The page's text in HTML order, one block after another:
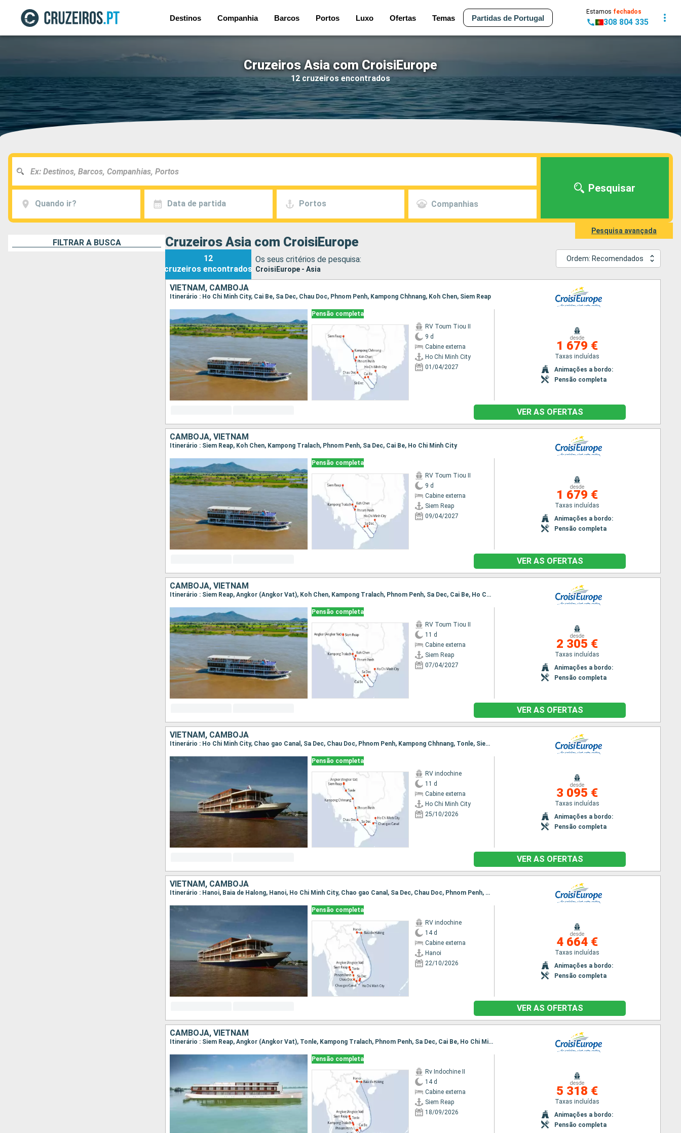
Destinos Companhia Barcos Portos Luxo Ofertas Temas Partidas de Portugal
Estamos fechados
308 804 335
Cruzeiros Asia com CroisiEurope
12 cruzeiros encontrados
Quando ir? Data de partida Portos Companhias
Pesquisar
Pesquisa avançada
FILTRAR A BUSCA Cruzeiros Asia com CroisiEurope
12
cruzeiros encontrados
Os seus critérios de pesquisa:
CroisiEurope - Asia
Ordem: Recomendados
VIETNAM, CAMBOJA
Itinerário : Ho Chi Minh City, Cai Be, Sa Dec, Chau Doc, Phnom Penh, Kampong Chhnang, Koh Chen, Siem Reap
Pensão completa
RV Toum Tiou II
9 d
Cabine externa
Ho Chi Minh City
01/04/2027
desde
1 679 €
Taxas incluídas
Animações a bordo:
Pensão completa
VER AS OFERTAS
CAMBOJA, VIETNAM
Itinerário : Siem Reap, Koh Chen, Kampong Tralach, Phnom Penh, Sa Dec, Cai Be, Ho Chi Minh City
Pensão completa
RV Toum Tiou II
9 d
Cabine externa
Siem Reap
09/04/2027
desde
1 679 €
Taxas incluídas
Animações a bordo:
Pensão completa
VER AS OFERTAS
CAMBOJA, VIETNAM
Itinerário : Siem Reap, Angkor (Angkor Vat), Koh Chen, Kampong Tralach, Phnom Penh, Sa Dec, Cai Be, Ho Chi Minh City
Pensão completa
RV Toum Tiou II
11 d
Cabine externa
Siem Reap
07/04/2027
desde
2 305 €
Taxas incluídas
Animações a bordo:
Pensão completa
VER AS OFERTAS
VIETNAM, CAMBOJA
Itinerário : Ho Chi Minh City, Chao gao Canal, Sa Dec, Chau Doc, Phnom Penh, Kampong Chhnang, Tonle, Siem Reap, Angkor (Angkor Vat), Siem Reap
Pensão completa
RV indochine
11 d
Cabine externa
Ho Chi Minh City
25/10/2026
desde
3 095 €
Taxas incluídas
Animações a bordo:
Pensão completa
VER AS OFERTAS
VIETNAM, CAMBOJA
Itinerário : Hanoi, Baia de Halong, Hanoi, Ho Chi Minh City, Chao gao Canal, Sa Dec, Chau Doc, Phnom Penh, Kampong Chhnang, Tonle, Siem Reap, Angkor (Angkor Vat), Siem Reap
Pensão completa
RV indochine
14 d
Cabine externa
Hanoi
22/10/2026
desde
4 664 €
Taxas incluídas
Animações a bordo:
Pensão completa
VER AS OFERTAS
CAMBOJA, VIETNAM
Itinerário : Siem Reap, Angkor (Angkor Vat), Tonle, Kampong Tralach, Phnom Penh, Sa Dec, Cai Be, Ho Chi Minh City, Hanoi, Baia de Halong, Hanoi
Pensão completa
Rv Indochine II
14 d
Cabine externa
Siem Reap
18/09/2026
desde
5 318 €
Taxas incluídas
Animações a bordo:
Pensão completa